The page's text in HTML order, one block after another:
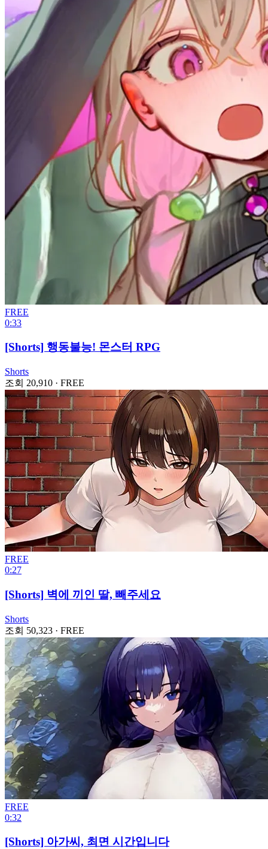
FREE
0:33
[Shorts] 행동불능! 몬스터 RPG
Shorts
조회 20,910 · FREE
FREE
0:27
[Shorts] 벽에 끼인 딸, 빼주세요
Shorts
조회 50,323 · FREE
FREE
0:32
[Shorts] 아가씨, 최면 시간입니다